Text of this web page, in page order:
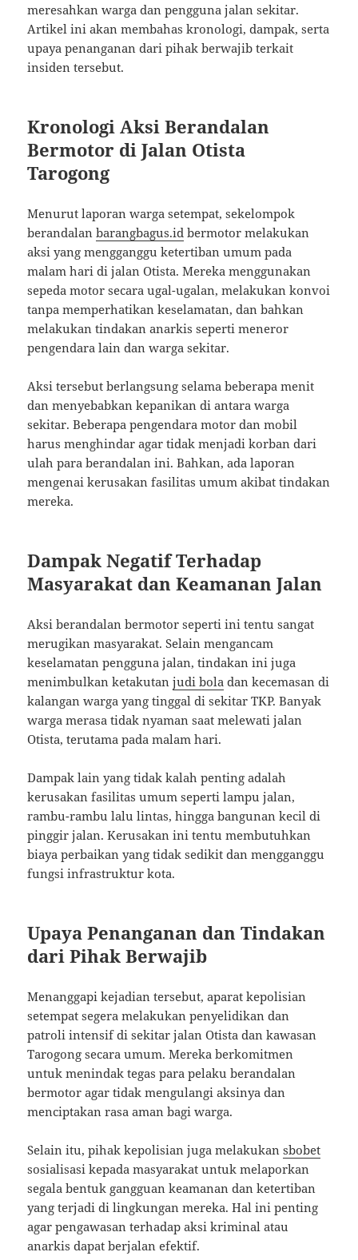
meresahkan warga dan pengguna jalan sekitar.
Artikel ini akan membahas kronologi, dampak, serta
upaya penanganan dari pihak berwajib terkait
insiden tersebut.
Kronologi Aksi Berandalan
Bermotor di Jalan Otista
Tarogong
Menurut laporan warga setempat, sekelompok
berandalanbarangbagus.id bermotor melakukan
aksi yang mengganggu ketertiban umum pada
malam hari di jalan Otista. Mereka menggunakan
sepeda motor secara ugal-ugalan, melakukan konvoi
tanpa memperhatikan keselamatan, dan bahkan
melakukan tindakan anarkis seperti meneror
pengendara lain dan warga sekitar.
Aksi tersebut berlangsung selama beberapa menit
dan menyebabkan kepanikan di antara warga
sekitar. Beberapa pengendara motor dan mobil
harus menghindar agar tidak menjadi korban dari
ulah para berandalan ini. Bahkan, ada laporan
mengenai kerusakan fasilitas umum akibat tindakan
mereka.
Dampak Negatif Terhadap
Masyarakat dan Keamanan Jalan
Aksi berandalan bermotor seperti ini tentu sangat
merugikan masyarakat. Selain mengancam
keselamatan pengguna jalan, tindakan ini juga
menimbulkan ketakutanjudi bola dan kecemasan di
kalangan warga yang tinggal di sekitar TKP. Banyak
warga merasa tidak nyaman saat melewati jalan
Otista, terutama pada malam hari.
Dampak lain yang tidak kalah penting adalah
kerusakan fasilitas umum seperti lampu jalan,
rambu-rambu lalu lintas, hingga bangunan kecil di
pinggir jalan. Kerusakan ini tentu membutuhkan
biaya perbaikan yang tidak sedikit dan mengganggu
fungsi infrastruktur kota.
Upaya Penanganan dan Tindakan
dari Pihak Berwajib
Menanggapi kejadian tersebut, aparat kepolisian
setempat segera melakukan penyelidikan dan
patroli intensif di sekitar jalan Otista dan kawasan
Tarogong secara umum. Mereka berkomitmen
untuk menindak tegas para pelaku berandalan
bermotor agar tidak mengulangi aksinya dan
menciptakan rasa aman bagi warga.
Selain itu, pihak kepolisian juga melakukansbobet
sosialisasi kepada masyarakat untuk melaporkan
segala bentuk gangguan keamanan dan ketertiban
yang terjadi di lingkungan mereka. Hal ini penting
agar pengawasan terhadap aksi kriminal atau
anarkis dapat berjalan efektif.